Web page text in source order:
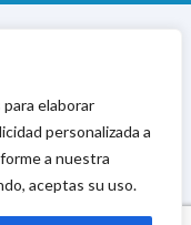
elaborar
personalizada a
a nuestra
aceptas su uso.